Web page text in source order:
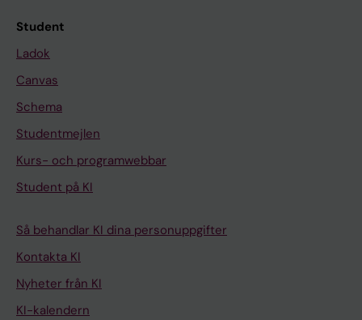
Student
Ladok
Canvas
Schema
Studentmejlen
Kurs- och programwebbar
Student på KI
Så behandlar KI dina personuppgifter
Kontakta KI
Nyheter från KI
KI-kalendern